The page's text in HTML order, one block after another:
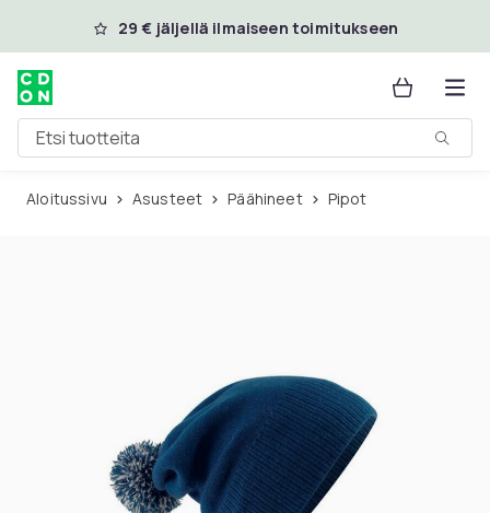
Ohita ja siirry pääsisältöön
29 € jäljellä ilmaiseen toimitukseen
Etsi tuotteita
Aloitussivu Asusteet Päähineet Pipot